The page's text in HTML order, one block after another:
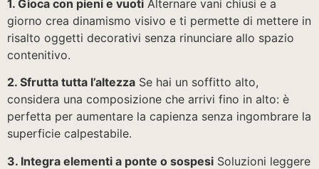
1. Gioca con pieni e vuoti Alternare vani chiusi e a
giorno crea dinamismo visivo e ti permette di mettere in
risalto oggetti decorativi senza rinunciare allo spazio
contenitivo.
2. Sfrutta tutta l’altezza Se hai un soffitto alto,
considera una composizione che arrivi fino in alto: è
perfetta per aumentare la capienza senza ingombrare la
superficie calpestabile.
3. Integra elementi a ponte o sospesi Soluzioni leggere